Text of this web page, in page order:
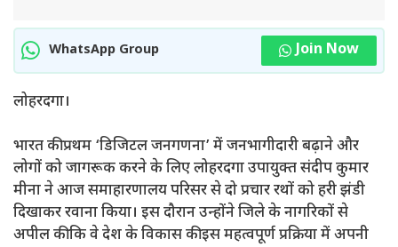
WhatsApp Group Join Now
लोहरदगा।
भारत की प्रथम ‘डिजिटल जनगणना’ में जनभागीदारी बढ़ाने और
लोगों को जागरूक करने के लिए लोहरदगा उपायुक्त संदीप कुमार
मीना ने आज समाहारणालय परिसर से दो प्रचार रथों को हरी झंडी
दिखाकर रवाना किया। इस दौरान उन्होंने जिले के नागरिकों से
अपील की कि वे देश के विकास की इस महत्वपूर्ण प्रक्रिया में अपनी